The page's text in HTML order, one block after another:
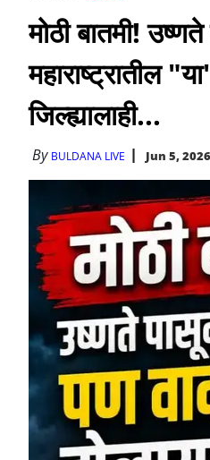
मोठी बातमी!
महाराष्ट्रातील
जिल्ह्यालाही...
By BULDANA LIVE Jun 5,